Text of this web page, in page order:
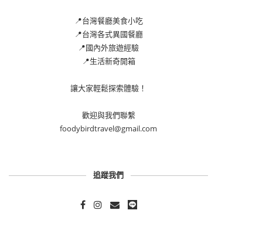
📍台灣餐廳美食小吃
📍台灣各式異國餐廳
📍國內外旅遊經驗
📍生活新奇開箱
讓大家輕鬆探索體驗！
歡迎與我們聯繫
foodybirdtravel@gmail.com
追蹤我們